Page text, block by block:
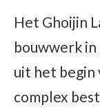
Het Ghoijin
bouwwerk
uit het begin
complex